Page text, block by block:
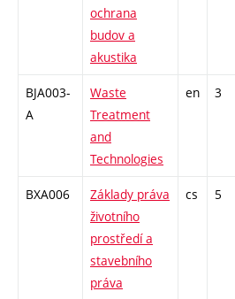
ochrana
budov a
akustika
BJA003-
A
Waste
Treatment
and
Technologies
en 3
BXA006
Základy práva
životního
prostředí a
stavebního
práva
cs 5